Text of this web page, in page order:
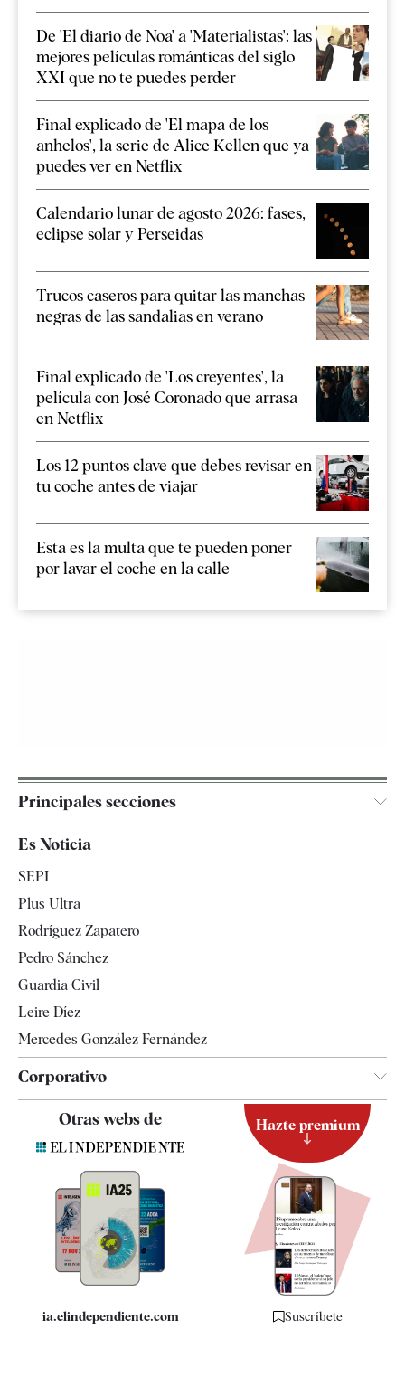
De 'El diario de Noa' a 'Materialistas': las
mejores películas románticas del siglo
XXI que no te puedes perder
Final explicado de 'El mapa de los
anhelos', la serie de Alice Kellen que ya
puedes ver en Netflix
Calendario lunar de agosto 2026: fases,
eclipse solar y Perseidas
Trucos caseros para quitar las manchas
negras de las sandalias en verano
Final explicado de 'Los creyentes', la
película con José Coronado que arrasa
en Netflix
Los 12 puntos clave que debes revisar en
tu coche antes de viajar
Esta es la multa que te pueden poner
por lavar el coche en la calle
Principales secciones
España
Televisión
Es Noticia
SEPI
Plus Ultra
Rodríguez Zapatero
Pedro Sánchez
Guardia Civil
Leire Díez
Mercedes González Fernández
Corporativo
Contacto
Quiénes somos
Especificaciones
Otras webs de
ia.elindependiente.com
Hazte premium
Suscríbete